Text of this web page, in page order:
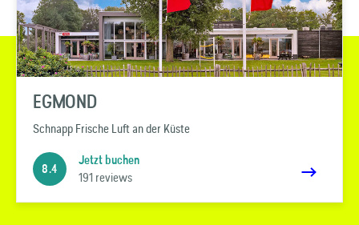
EGMOND
Schnapp Frische Luft an der Küste
8.4
Jetzt buchen
191 reviews